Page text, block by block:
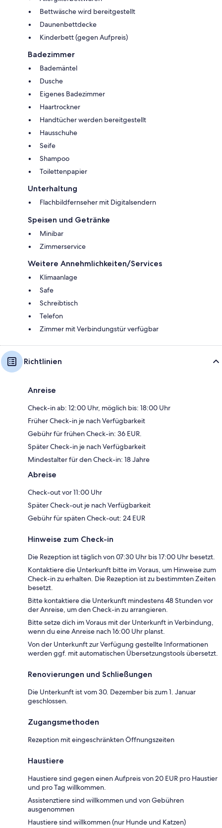
Bettwäsche wird bereitgestellt
Daunenbettdecke
Kinderbett (gegen Aufpreis)
Badezimmer
Bademäntel
Dusche
Eigenes Badezimmer
Haartrockner
Handtücher werden bereitgestellt
Hausschuhe
Seife
Shampoo
Toilettenpapier
Unterhaltung
Flachbildfernseher mit Digitalsendern
Speisen und Getränke
Minibar
Zimmerservice
Weitere Annehmlichkeiten/Services
Klimaanlage
Safe
Schreibtisch
Telefon
Zimmer mit Verbindungstür verfügbar
Richtlinien
Anreise
Check-in ab: 12:00 Uhr, möglich bis: 18:00 Uhr
Früher Check-in je nach Verfügbarkeit
Gebühr für frühen Check-in: 36 EUR.
Später Check-in je nach Verfügbarkeit
Mindestalter für den Check-in: 18 Jahre
Abreise
Check-out vor 11:00 Uhr
Später Check-out je nach Verfügbarkeit
Gebühr für späten Check-out: 24 EUR
Hinweise zum Check-in
Die Rezeption ist täglich von 07:30 Uhr bis 17:00 Uhr besetzt.
Kontaktiere die Unterkunft bitte im Voraus, um Hinweise zum
Check-in zu erhalten. Die Rezeption ist zu bestimmten Zeiten
besetzt.
Bitte kontaktiere die Unterkunft mindestens 48 Stunden vor
der Anreise, um den Check-in zu arrangieren.
Bitte setze dich im Voraus mit der Unterkunft in Verbindung,
wenn du eine Anreise nach 16:00 Uhr planst.
Von der Unterkunft zur Verfügung gestellte Informationen
werden ggf. mit automatischen Übersetzungstools übersetzt.
Renovierungen und Schließungen
Die Unterkunft ist vom 30. Dezember bis zum 1. Januar
geschlossen.
Zugangsmethoden
Rezeption mit eingeschränkten Öffnungszeiten
Haustiere
Haustiere sind gegen einen Aufpreis von 20 EUR pro Haustier
und pro Tag willkommen.
Assistenztiere sind willkommen und von Gebühren
ausgenommen
Haustiere sind willkommen (nur Hunde und Katzen)